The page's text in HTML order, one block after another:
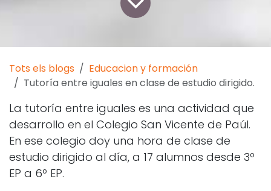
Tots els blogs
Educacion y formación
Tutoría entre iguales en clase de estudio dirigido.
La tutoría entre iguales es una actividad que
desarrollo en el Colegio San Vicente de Paúl.
En ese colegio doy una hora de clase de
estudio dirigido al día, a 17 alumnos desde 3º
EP a 6º EP.